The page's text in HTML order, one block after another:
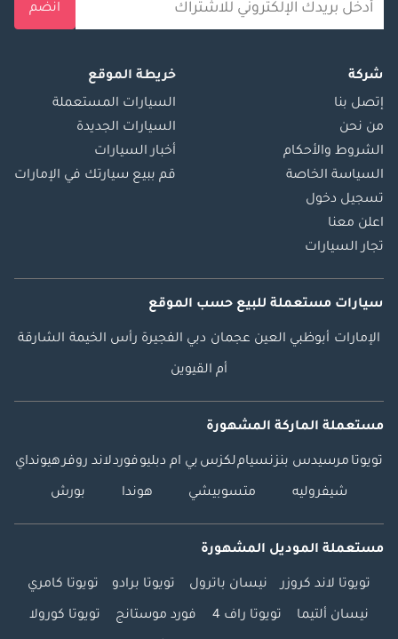
انضم
شركة
إتصل بنا
من نحن
الشروط والأحكام
السياسة الخاصة
تسجيل دخول
اعلن معنا
تجار السيارات
خريطة الموقع
السيارات المستعملة
السيارات الجديدة
أخبار السيارات
قم ببيع سيارتك في الإمارات
سيارات مستعملة للبيع حسب الموقع
الإمارات أبوظبي العين عجمان دبي الفجيرة رأس الخيمة الشارقة
أم القيوين
مستعملة الماركة المشهورة
تويوتا مرسيدس بنزنسياملكزس بي ام دبليوفوردلاند روفرهيونداي
شيفروليه متسوبيشي هوندا بورش
مستعملة الموديل المشهورة
تويوتا لاند كروزر نيسان باترول تويوتا برادو تويوتا كامري
نيسان ألتيما تويوتا راف 4 فورد موستانج تويوتا كورولا